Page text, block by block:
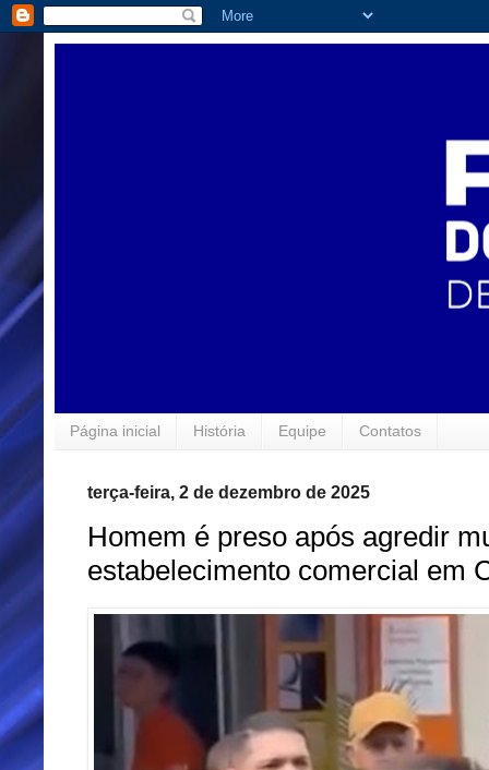
Página inicial História Equipe Contatos
terça-feira, 2 de dezembro de 2025
Homem é preso após agredir
estabelecimento comercial em